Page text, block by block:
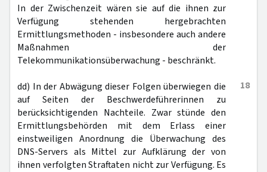
In der Zwischenzeit wären sie auf die ihnen zur
Verfügung stehenden hergebrachten
Ermittlungsmethoden - insbesondere auch andere
Maßnahmen der
Telekommunikationsüberwachung - beschränkt.
18
dd) In der Abwägung dieser Folgen überwiegen die
auf Seiten der Beschwerdeführerinnen zu
berücksichtigenden Nachteile. Zwar stünde den
Ermittlungsbehörden mit dem Erlass einer
einstweiligen Anordnung die Überwachung des
DNS-Servers als Mittel zur Aufklärung der von
ihnen verfolgten Straftaten nicht zur Verfügung. Es